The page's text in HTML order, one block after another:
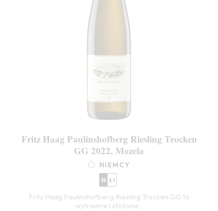
Fritz Haag Paulinshofberg Riesling Trocken
GG 2022, Mozela
NIEMCY
VV 4,1
Fritz Haag Paulinshofberg Riesling Trocken GG to
wytrawne i złożone...